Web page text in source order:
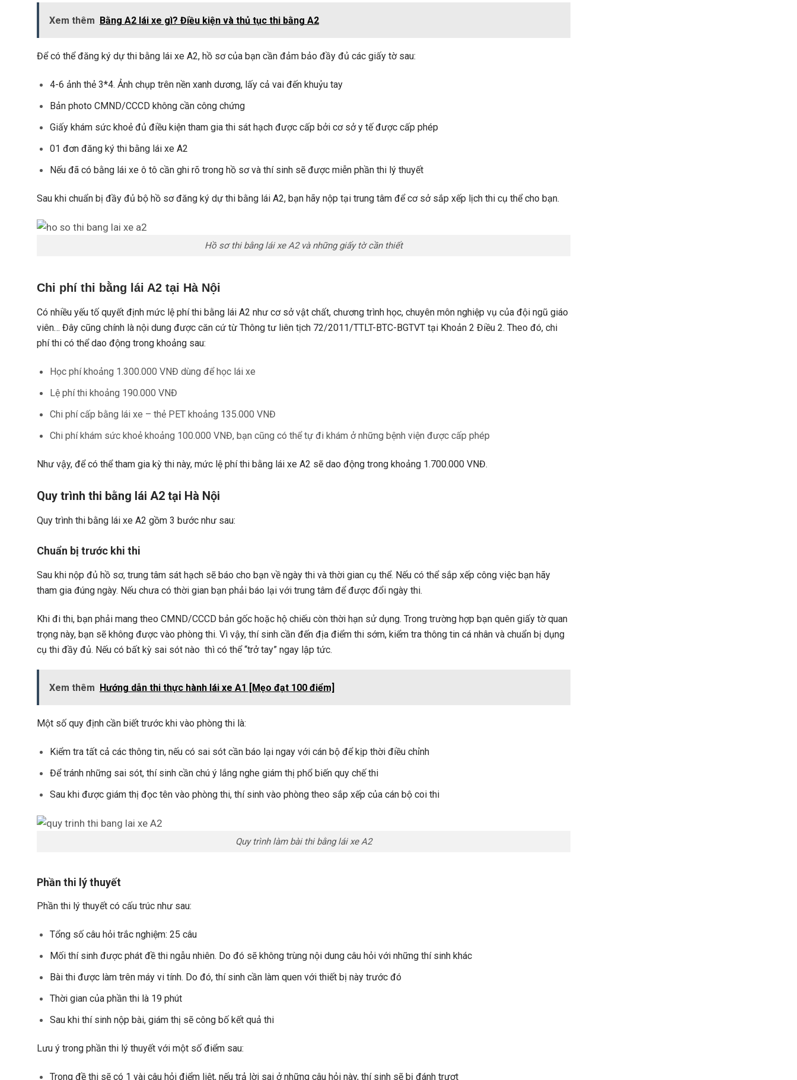
Xem thêm Bằng A2 lái xe gì? Điều kiện và thủ tục thi bằng A2
Để có thể đăng ký dự thi bằng lái xe A2, hồ sơ của bạn cần đảm bảo đầy đủ các giấy tờ sau:
4-6 ảnh thẻ 3*4. Ảnh chụp trên nền xanh dương, lấy cả vai đến khuỷu tay
Bản photo CMND/CCCD không cần công chứng
Giấy khám sức khoẻ đủ điều kiện tham gia thi sát hạch được cấp bởi cơ sở y tế được cấp phép
01 đơn đăng ký thi bằng lái xe A2
Nếu đã có bằng lái xe ô tô cần ghi rõ trong hồ sơ và thí sinh sẽ được miễn phần thi lý thuyết
Sau khi chuẩn bị đầy đủ bộ hồ sơ đăng ký dự thi bằng lái A2, bạn hãy nộp tại trung tâm để cơ sở sắp xếp lịch thi cụ thể cho bạn.
Hồ sơ thi bằng lái xe A2 và những giấy tờ cần thiết
Chi phí thi bằng lái A2 tại Hà Nội
Có nhiều yếu tố quyết định mức lệ phí thi bằng lái A2 như cơ sở vật chất, chương trình học, chuyên môn nghiệp vụ của đội ngũ giáo
viên… Đây cũng chính là nội dung được căn cứ từ Thông tư liên tịch 72/2011/TTLT-BTC-BGTVT tại Khoản 2 Điều 2. Theo đó, chi
phí thi có thể dao động trong khoảng sau:
Học phí khoảng 1.300.000 VNĐ dùng để học lái xe
Lệ phí thi khoảng 190.000 VNĐ
Chi phí cấp bằng lái xe – thẻ PET khoảng 135.000 VNĐ
Chi phí khám sức khoẻ khoảng 100.000 VNĐ, bạn cũng có thể tự đi khám ở những bệnh viện được cấp phép
Như vậy, để có thể tham gia kỳ thi này, mức lệ phí thi bằng lái xe A2 sẽ dao động trong khoảng 1.700.000 VNĐ.
Quy trình thi bằng lái A2 tại Hà Nội
Quy trình thi bằng lái xe A2 gồm 3 bước như sau:
Chuẩn bị trước khi thi
Sau khi nộp đủ hồ sơ, trung tâm sát hạch sẽ báo cho bạn về ngày thi và thời gian cụ thể. Nếu có thể sắp xếp công việc bạn hãy
tham gia đúng ngày. Nếu chưa có thời gian bạn phải báo lại với trung tâm để được đổi ngày thi.
Khi đi thi, bạn phải mang theo CMND/CCCD bản gốc hoặc hộ chiếu còn thời hạn sử dụng. Trong trường hợp bạn quên giấy tờ quan
trọng này, bạn sẽ không được vào phòng thi. Vì vậy, thí sinh cần đến địa điểm thi sớm, kiểm tra thông tin cá nhân và chuẩn bị dụng
cụ thi đầy đủ. Nếu có bất kỳ sai sót nào thì có thể “trở tay” ngay lập tức.
Xem thêm Hướng dẫn thi thực hành lái xe A1 [Mẹo đạt 100 điểm]
Một số quy định cần biết trước khi vào phòng thi là:
Kiểm tra tất cả các thông tin, nếu có sai sót cần báo lại ngay với cán bộ để kịp thời điều chỉnh
Để tránh những sai sót, thí sinh cần chú ý lắng nghe giám thị phổ biến quy chế thi
Sau khi được giám thị đọc tên vào phòng thi, thí sinh vào phòng theo sắp xếp của cán bộ coi thi
Quy trình làm bài thi bằng lái xe A2
Phần thi lý thuyết
Phần thi lý thuyết có cấu trúc như sau:
Tổng số câu hỏi trắc nghiệm: 25 câu
Mối thí sinh được phát đề thi ngẫu nhiên. Do đó sẽ không trùng nội dung câu hỏi với những thí sinh khác
Bài thi được làm trên máy vi tính. Do đó, thí sinh cần làm quen với thiết bị này trước đó
Thời gian của phần thi là 19 phút
Sau khi thí sinh nộp bài, giám thị sẽ công bố kết quả thi
Lưu ý trong phần thi lý thuyết với một số điểm sau:
Trong đề thi sẽ có 1 vài câu hỏi điểm liệt, nếu trả lời sai ở những câu hỏi này, thí sinh sẽ bị đánh trượt